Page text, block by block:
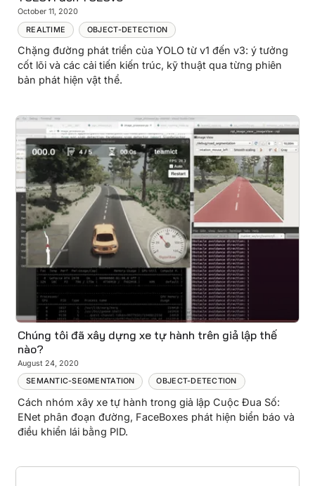
October 11, 2020
REALTIME
OBJECT-DETECTION
Chặng đường phát triển của YOLO từ v1 đến v3: ý tưởng
cốt lõi và các cải tiến kiến trúc, kỹ thuật qua từng phiên
bản phát hiện vật thể.
Chúng tôi đã xây dựng xe tự hành trên giả lập thế
nào?
August 24, 2020
SEMANTIC-SEGMENTATION
OBJECT-DETECTION
Cách nhóm xây xe tự hành trong giả lập Cuộc Đua Số:
ENet phân đoạn đường, FaceBoxes phát hiện biển báo và
điều khiển lái bằng PID.